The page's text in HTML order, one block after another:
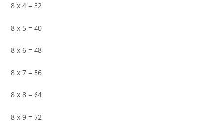
8 x 4 = 32
8 x 5 = 40
8 x 6 = 48
8 x 7 = 56
8 x 8 = 64
8 x 9 = 72